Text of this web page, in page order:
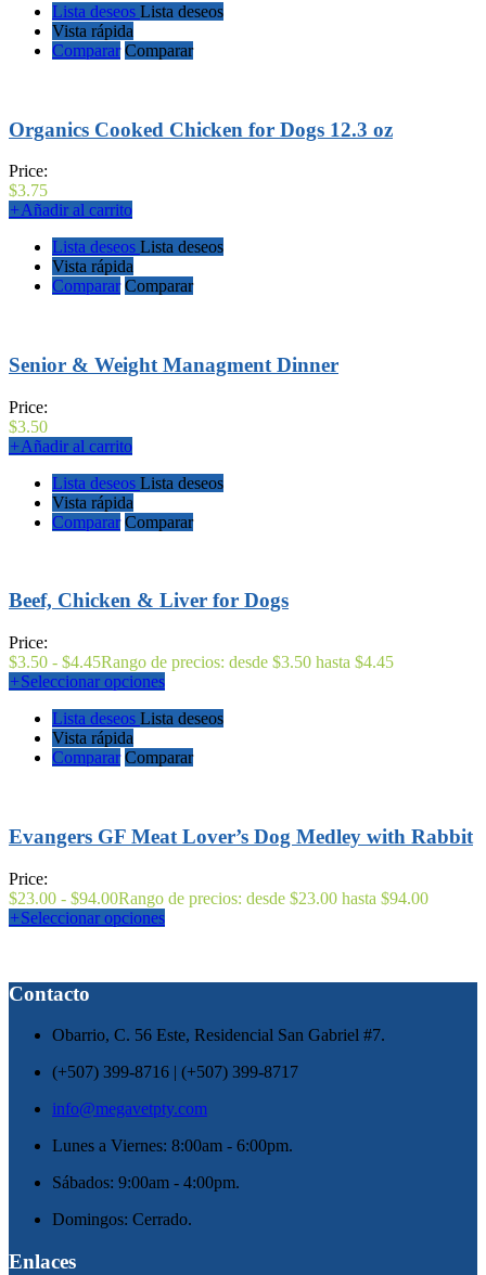
Lista deseos Lista deseos
Vista rápida
Comparar Comparar
Organics Cooked Chicken for Dogs 12.3 oz
Price:
$3.75
+Añadir al carrito
Lista deseos Lista deseos
Vista rápida
Comparar Comparar
Senior & Weight Managment Dinner
Price:
$3.50
+Añadir al carrito
Lista deseos Lista deseos
Vista rápida
Comparar Comparar
Beef, Chicken & Liver for Dogs
Price:
$3.50 - $4.45Rango de precios: desde $3.50 hasta $4.45
+Seleccionar opciones
Lista deseos Lista deseos
Vista rápida
Comparar Comparar
Evangers GF Meat Lover’s Dog Medley with Rabbit
Price:
$23.00 - $94.00Rango de precios: desde $23.00 hasta $94.00
+Seleccionar opciones
Contacto
Obarrio, C. 56 Este, Residencial San Gabriel #7.
(+507) 399-8716 | (+507) 399-8717
info@megavetpty.com
Lunes a Viernes: 8:00am - 6:00pm.
Sábados: 9:00am - 4:00pm.
Domingos: Cerrado.
Enlaces